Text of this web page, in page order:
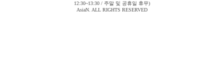
12:30~13:30 / 주말 및 공휴일 휴무)
AsiaN. ALL RIGHTS RESERVED